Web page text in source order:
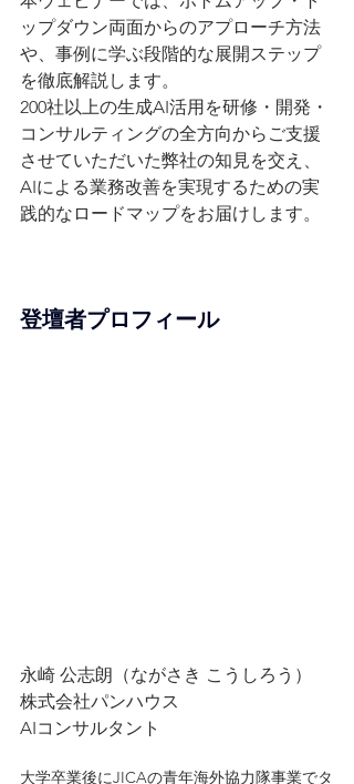
ップダウン両面からのアプローチ方法
や、事例に学ぶ段階的な展開ステップ
を徹底解説します。
200社以上の生成AI活用を研修・開発・
コンサルティングの全方向からご支援
させていただいた弊社の知見を交え、
AIによる業務改善を実現するための実
践的なロードマップをお届けします。
登壇者プロフィール
永崎 公志朗（ながさき こうしろう）
株式会社パンハウス
AIコンサルタント
大学卒業後にJICAの青年海外協力隊事業でタ